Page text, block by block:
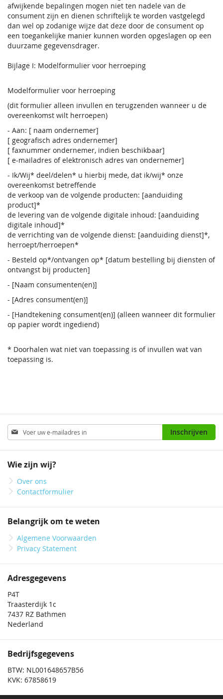
afwijkende bepalingen mogen niet ten nadele van de
consument zijn en dienen schriftelijk te worden vastgelegd
dan wel op zodanige wijze dat deze door de consument op
een toegankelijke manier kunnen worden opgeslagen op een
duurzame gegevensdrager.
Bijlage I: Modelformulier voor herroeping
Modelformulier voor herroeping
(dit formulier alleen invullen en terugzenden wanneer u de
overeenkomst wilt herroepen)
- Aan: [ naam ondernemer]
[ geografisch adres ondernemer]
[ faxnummer ondernemer, indien beschikbaar]
[ e-mailadres of elektronisch adres van ondernemer]
- Ik/Wij* deel/delen* u hierbij mede, dat ik/wij* onze
overeenkomst betreffende
de verkoop van de volgende producten: [aanduiding
product]*
de levering van de volgende digitale inhoud: [aanduiding
digitale inhoud]*
de verrichting van de volgende dienst: [aanduiding dienst]*,
herroept/herroepen*
- Besteld op*/ontvangen op* [datum bestelling bij diensten of
ontvangst bij producten]
- [Naam consumenten(en)]
- [Adres consument(en)]
- [Handtekening consument(en)] (alleen wanneer dit formulier
op papier wordt ingediend)
* Doorhalen wat niet van toepassing is of invullen wat van
toepassing is.
Abonneer
u
op
nieuwsbrief
Inschrijven
Wie zijn wij?
Over ons
Contactformulier
Belangrijk om te weten
Algemene Voorwaarden
Privacy Statement
Adresgegevens
P4T
Traasterdijk 1c
7437 RZ Bathmen
Nederland
Bedrijfsgegevens
BTW: NL001648657B56
KVK: 67858619